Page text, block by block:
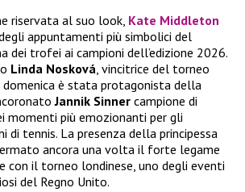
riservata al suo look, Kate Middleton
appuntamenti più simbolici del
dei trofei ai campioni dell’edizione 2026.
Linda Nosková , vincitrice del torneo
è stata protagonista della
Jannik Sinner campione di
momenti più emozionanti per gli
di tennis. La presenza della principessa
ancora una volta il forte legame
con il torneo londinese, uno degli eventi
del Regno Unito.